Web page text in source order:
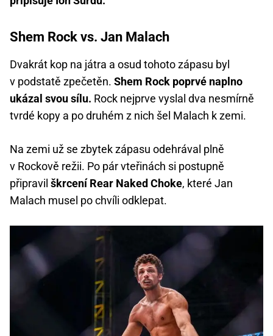
Shem Rock vs. Jan Malach
Dvakrát kop na játra a osud tohoto zápasu byl
v podstatě zpečetěn. Shem Rock poprvé naplno
ukázal svou sílu. Rock nejprve vyslal dva nesmírně
tvrdé kopy a po druhém z nich šel Malach k zemi.
Na zemi už se zbytek zápasu odehrával plně
v Rockově režii. Po pár vteřinách si postupně
připravil škrcení Rear Naked Choke, které Jan
Malach musel po chvíli odklepat.